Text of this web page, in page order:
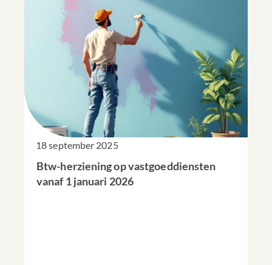
18 september 2025
Btw-herziening op vastgoeddiensten
vanaf 1 januari 2026